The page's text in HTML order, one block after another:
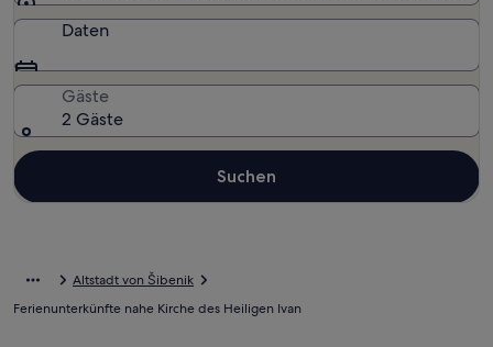
Daten
Gäste
2 Gäste
Suchen
Altstadt von Šibenik
Ferienunterkünfte nahe Kirche des Heiligen Ivan